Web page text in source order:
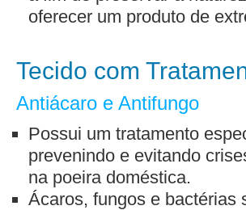
oferecer um produto de
Tecido com
Antiácaro e Antifungo
Possui um tratamento
prevenindo e evitando
na poeira doméstica.
Ácaros, fungos e bactérias